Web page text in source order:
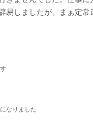
易しましたが、まぁ定
なりました